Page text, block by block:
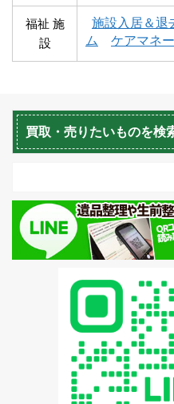
蘭越町不用品回収
福祉 施
設
施設入居＆退
ム
ケアマネ
買取・売りたいものを検